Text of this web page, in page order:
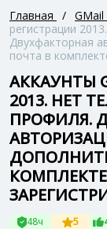
Главная / GMail
регистрации
Двухфакторная
почта в
АККАУНТЫ
2013. НЕТ
ПРОФИЛЯ.
48ч 5